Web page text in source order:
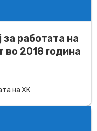
работата на
2018 година
на ХК